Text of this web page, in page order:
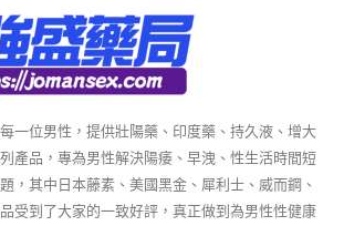
一位男性，提供壯陽藥、印度藥、持久液、增大
產品，專為男性解決陽痿、早洩、性生活時間短
，其中日本藤素、美國黑金、犀利士、威而鋼、
受到了大家的一致好評，真正做到為男性性健康